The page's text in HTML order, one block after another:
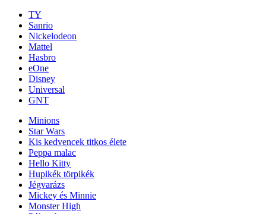
TY
Sanrio
Nickelodeon
Mattel
Hasbro
eOne
Disney
Universal
GNT
Minions
Star Wars
Kis kedvencek titkos élete
Peppa malac
Hello Kitty
Hupikék törpikék
Jégvarázs
Mickey és Minnie
Monster High